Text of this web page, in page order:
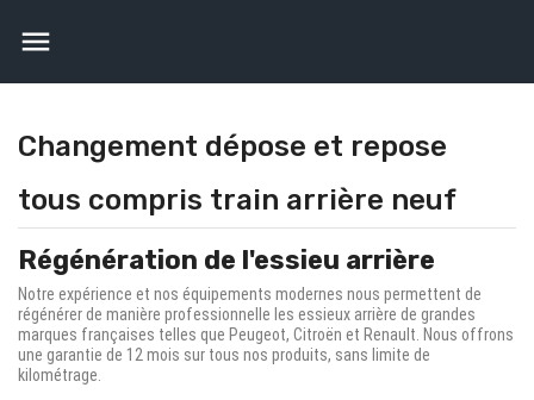

Changement dépose et repose
tous compris train arrière neuf
Régénération de l'essieu arrière
Notre expérience et nos équipements modernes nous permettent de
régénérer de manière professionnelle les essieux arrière de grandes
marques françaises telles que Peugeot, Citroën et Renault. Nous offrons
une garantie de 12 mois sur tous nos produits, sans limite de
kilométrage.